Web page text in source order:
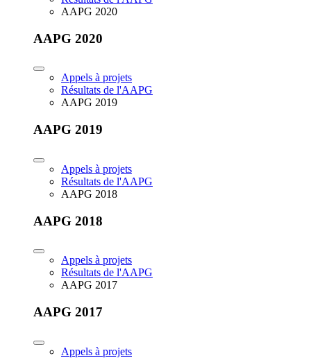
AAPG 2020
AAPG 2020
Appels à projets
Résultats de l'AAPG
AAPG 2019
AAPG 2019
Appels à projets
Résultats de l'AAPG
AAPG 2018
AAPG 2018
Appels à projets
Résultats de l'AAPG
AAPG 2017
AAPG 2017
Appels à projets